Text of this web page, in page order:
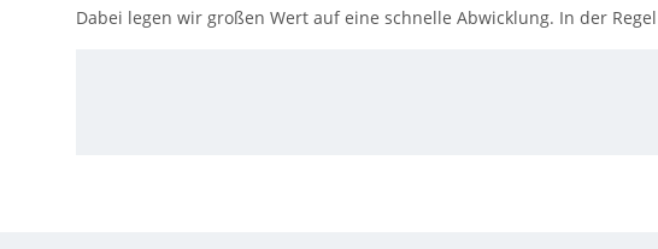
Dabei legen wir großen Wert auf eine schnelle Abwicklung. In der